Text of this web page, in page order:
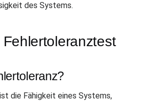
des Systems.
Fehlertoleranztest
ist die Fähigkeit eines Systems,